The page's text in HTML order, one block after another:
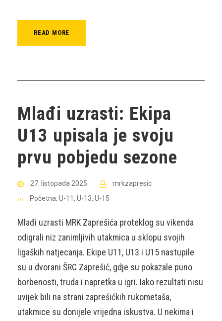
READ MORE
Mlađi uzrasti: Ekipa
U13 upisala je svoju
prvu pobjedu sezone
27. listopada 2025
mrkzapresic
Početna, U-11 , U-13, U-15
Mlađi uzrasti MRK Zaprešića proteklog su vikenda
odigrali niz zanimljivih utakmica u sklopu svojih
ligaških natjecanja. Ekipe U11, U13 i U15 nastupile
su u dvorani ŠRC Zaprešić, gdje su pokazale puno
borbenosti, truda i napretka u igri. Iako rezultati nisu
uvijek bili na strani zaprešićkih rukometaša,
utakmice su donijele vrijedna iskustva. U nekima i